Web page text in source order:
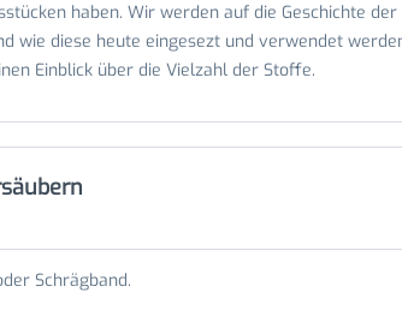
haben. Wir werden auf die Geschichte
diese heute eingesezt und verwendet
Einblick über die Vielzahl der Stoffe.
Schrägband.